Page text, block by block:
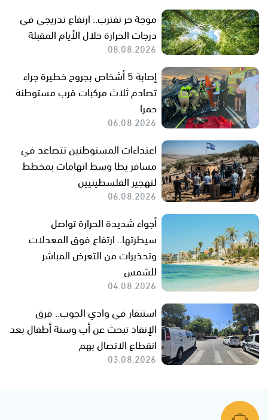
موجة حر تقترب.. ارتفاع تدريجي في
درجات الحرارة خلال الأيام المقبلة
08.08.2026
إصابة 5 أشخاص بجروح خطيرة جراء
تصادم ثلاث مركبات قرب مستوطنة
حمرا
06.08.2026
اعتداءات المستوطنين تتصاعد في
مسافر يطا وسط اتهامات بمخطط
لتهجير الفلسطينيين
06.08.2026
أجواء شديدة الحرارة تواصل
سيطرتها.. ارتفاع فوق المعدلات
وتحذيرات من التعرض المباشر
للشمس
04.08.2026
استنفار في وادي الجوب.. فرق
الإنقاذ تبحث عن أب وستة أطفال بعد
انقطاع الاتصال بهم
03.08.2026